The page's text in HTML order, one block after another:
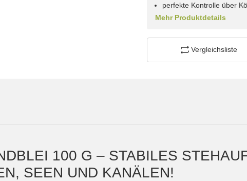
perfekte Kontrolle über
Mehr Produktdetails
Vergleichsliste
100 G – STABILES
SEEN UND KANÄLEN!